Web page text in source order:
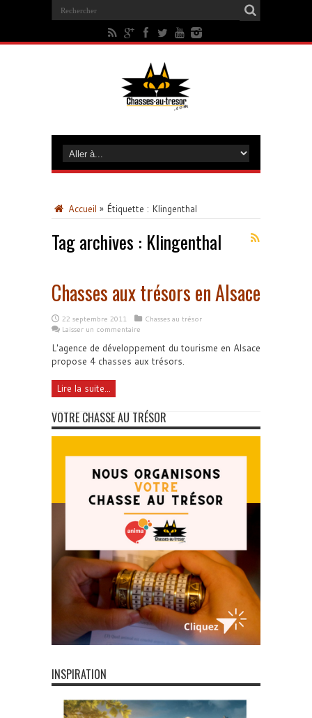
Accueil » Étiquette : Klingenthal
Tag archives : Klingenthal
Chasses aux trésors en Alsace
22 septembre 2011
Chasses au trésor
Laisser un commentaire
L'agence de développement du tourisme en Alsace
propose 4 chasses aux trésors.
Lire la suite...
VOTRE CHASSE AU TRÉSOR
INSPIRATION